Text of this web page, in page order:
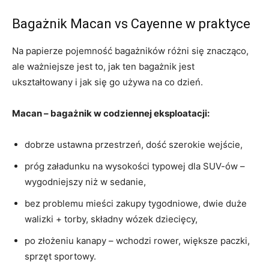
Bagażnik Macan vs Cayenne w praktyce
Na papierze pojemność bagażników różni się znacząco,
ale ważniejsze jest to, jak ten bagażnik jest
ukształtowany i jak się go używa na co dzień.
Macan – bagażnik w codziennej eksploatacji:
dobrze ustawna przestrzeń, dość szerokie wejście,
próg załadunku na wysokości typowej dla SUV-ów –
wygodniejszy niż w sedanie,
bez problemu mieści zakupy tygodniowe, dwie duże
walizki + torby, składny wózek dziecięcy,
po złożeniu kanapy – wchodzi rower, większe paczki,
sprzęt sportowy.